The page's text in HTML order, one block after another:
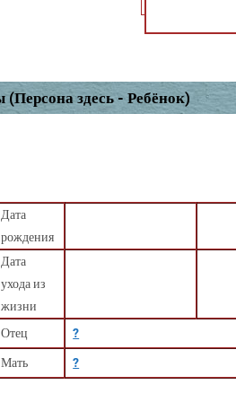
здесь - Ребёнок)
Дата
рождения
Дата
ухода из
жизни
Отец
?
Мать ?